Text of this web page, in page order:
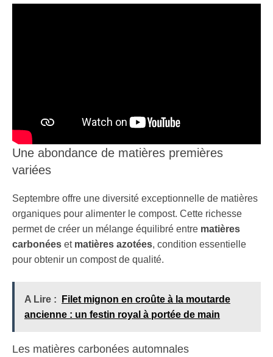
Une abondance de matières premières
variées
Septembre offre une diversité exceptionnelle de matières
organiques pour alimenter le compost. Cette richesse
permet de créer un mélange équilibré entre matières
carbonées et matières azotées, condition essentielle
pour obtenir un compost de qualité.
A Lire :
Filet mignon en croûte à la moutarde
ancienne : un festin royal à portée de main
Les matières carbonées automnales